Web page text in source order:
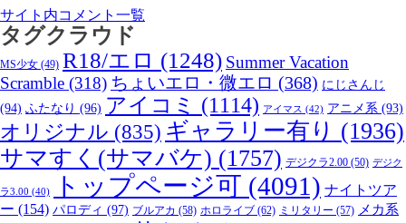
サイト内コメント一覧
タグクラウド
MS少女 (49) R18/エロ (1248) Summer Vacation
Scramble (318) ちょいエロ・微エロ (368) にじさんじ
(94) ふたなり (96) アイコミ (1114) アイマス (42) アニメ系 (93)
オリジナル (835) ギャラリー有り (1936)
サマすく(サマバケ) (1757) デジクラ2.00 (50) デジク
ラ3.00 (40) トップページ可 (4091) ナイトツア
ー (154) パロディ (97) ブルアカ (58) ホロライブ (62) ミリタリー (57) メカ系